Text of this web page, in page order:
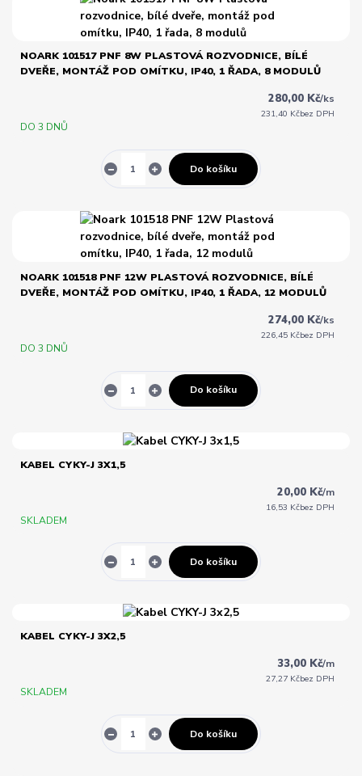
NOARK 101517 PNF 8W PLASTOVÁ ROZVODNICE, BÍLÉ
DVEŘE, MONTÁŽ POD OMÍTKU, IP40, 1 ŘADA, 8 MODULŮ
280,00 Kč/ks
231,40 Kčbez DPH
DO 3 DNŮ
Do košíku
NOARK 101518 PNF 12W PLASTOVÁ ROZVODNICE, BÍLÉ
DVEŘE, MONTÁŽ POD OMÍTKU, IP40, 1 ŘADA, 12 MODULŮ
274,00 Kč/ks
226,45 Kčbez DPH
DO 3 DNŮ
Do košíku
KABEL CYKY-J 3X1,5
20,00 Kč/m
16,53 Kčbez DPH
SKLADEM
Do košíku
KABEL CYKY-J 3X2,5
33,00 Kč/m
27,27 Kčbez DPH
SKLADEM
Do košíku